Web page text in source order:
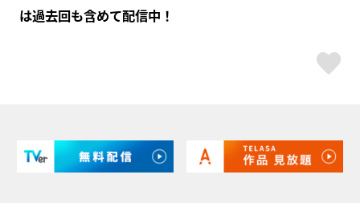
は過去回も含めて配信中！